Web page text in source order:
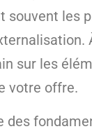
souvent les
sur les
votre offre.
des